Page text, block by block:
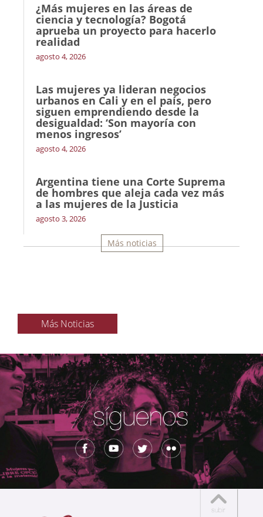
¿Más mujeres en las áreas de
ciencia y tecnología? Bogotá
aprueba un proyecto para hacerlo
realidad
agosto 4, 2026
Las mujeres ya lideran negocios
urbanos en Cali y en el país, pero
siguen emprendiendo desde la
desigualdad: ‘Son mayoría con
menos ingresos’
agosto 4, 2026
Argentina tiene una Corte Suprema
de hombres que aleja cada vez más
a las mujeres de la Justicia
agosto 3, 2026
Más noticias
Más Noticias